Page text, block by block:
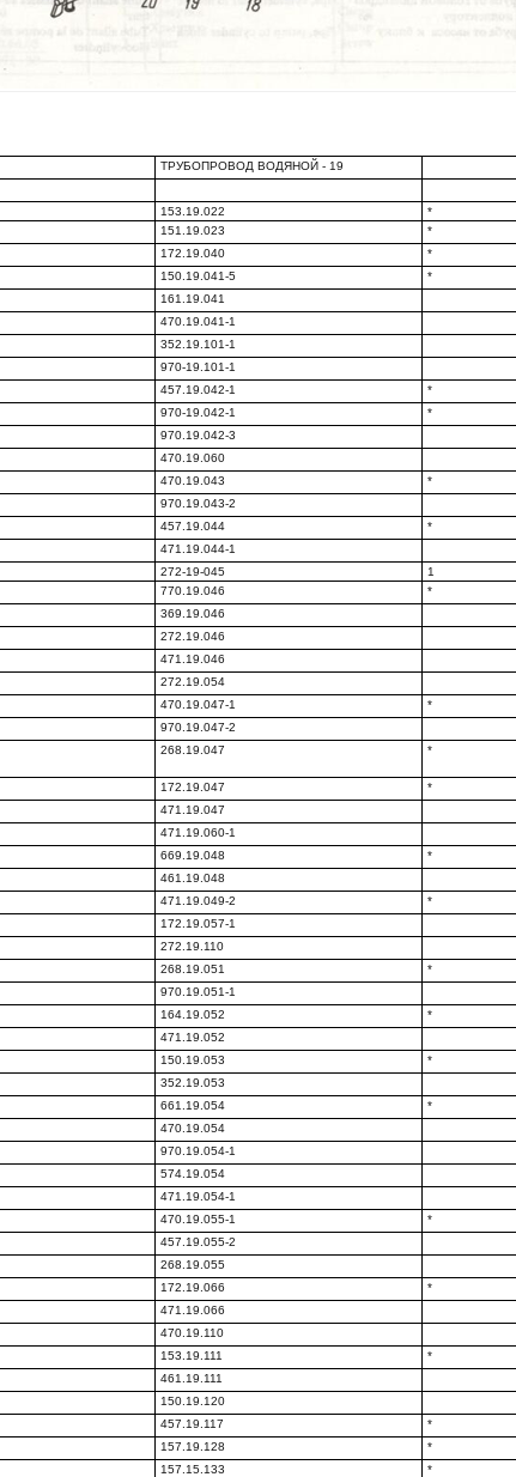
ТРУБОПРОВОД ВОДЯНОЙ - 19
153.19.022 *
151.19.023 *
172.19.040 *
150.19.041-5 *
161.19.041
470.19.041-1
352.19.101-1
970-19.101-1
457.19.042-1 *
970-19.042-1
*
970.19.042-3
470.19.060
470.19.043 *
970.19.043-2
457.19.044 *
471.19.044-1
272-19-045 1
770.19.046 *
369.19.046
272.19.046
471.19.046
272.19.054
470.19.047-1 *
970.19.047-2
268.19.047
*
172.19.047 *
471.19.047
471.19.060-1
669.19.048 *
461.19.048
471.19.049-2 *
172.19.057-1
272.19.110
268.19.051 *
970.19.051-1
164.19.052 *
471.19.052
150.19.053 *
352.19.053
661.19.054 *
470.19.054
970.19.054-1
574.19.054
471.19.054-1
470.19.055-1 *
457.19.055-2
268.19.055
172.19.066 *
471.19.066
470.19.110
153.19.111 *
461.19.111
150.19.120
457.19.117 *
157.19.128 *
157.15.133 *